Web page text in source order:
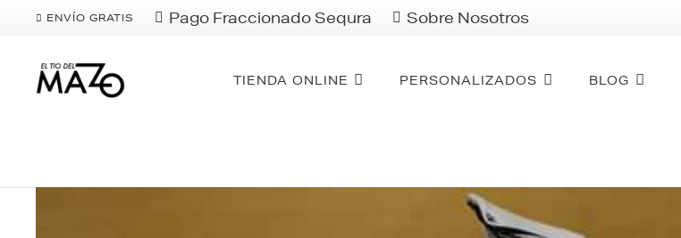
ENVÍO GRATIS Pago Fraccionado Sequra Sobre Nosotros
TIENDA ONLINE PERSONALIZADOS BLOG